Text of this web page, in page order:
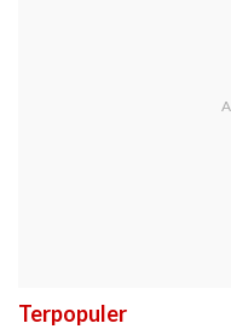
Terpopuler